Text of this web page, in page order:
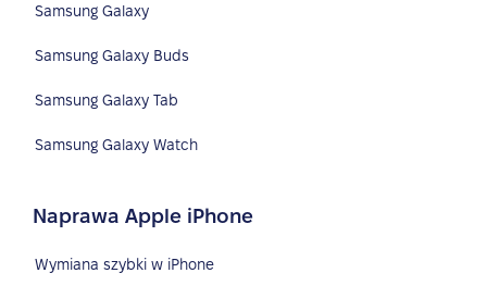
Samsung Galaxy
Samsung Galaxy Buds
Samsung Galaxy Tab
Samsung Galaxy Watch
Naprawa Apple iPhone
Wymiana szybki w iPhone